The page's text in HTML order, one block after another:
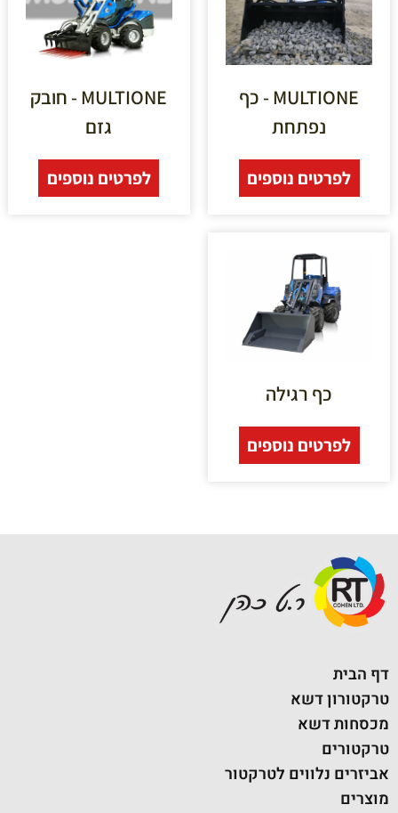
MULTIONE - כף
נפתחת
לפרטים נוספים
MULTIONE - חובק
גזם
לפרטים נוספים
כף רגילה
לפרטים נוספים
דף הבית
טרקטורון דשא
מכסחות דשא
טרקטורים
אביזרים נלווים לטרקטור
מוצרים